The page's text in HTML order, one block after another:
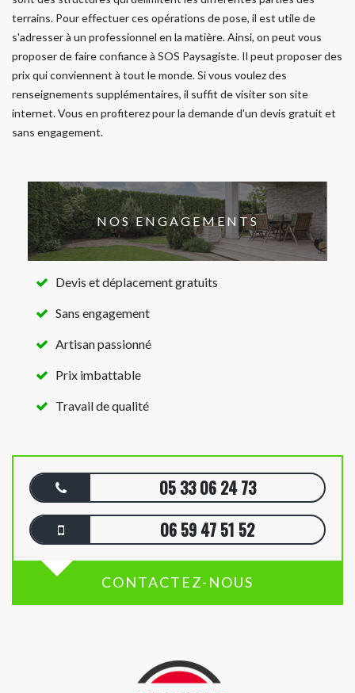
terrains. Pour effectuer ces opérations de pose, il est utile de
s'adresser à un professionnel en la matière. Ainsi, on peut vous
proposer de faire confiance à SOS Paysagiste. Il peut proposer des
prix qui conviennent à tout le monde. Si vous voulez des
renseignements supplémentaires, il suffit de visiter son site
internet. Vous en profiterez pour la demande d'un devis gratuit et
sans engagement.
NOS ENGAGEMENTS
Devis et déplacement gratuits
Sans engagement
Artisan passionné
Prix imbattable
Travail de qualité
05 33 06 24 73
06 59 47 51 52
CONTACTEZ-NOUS